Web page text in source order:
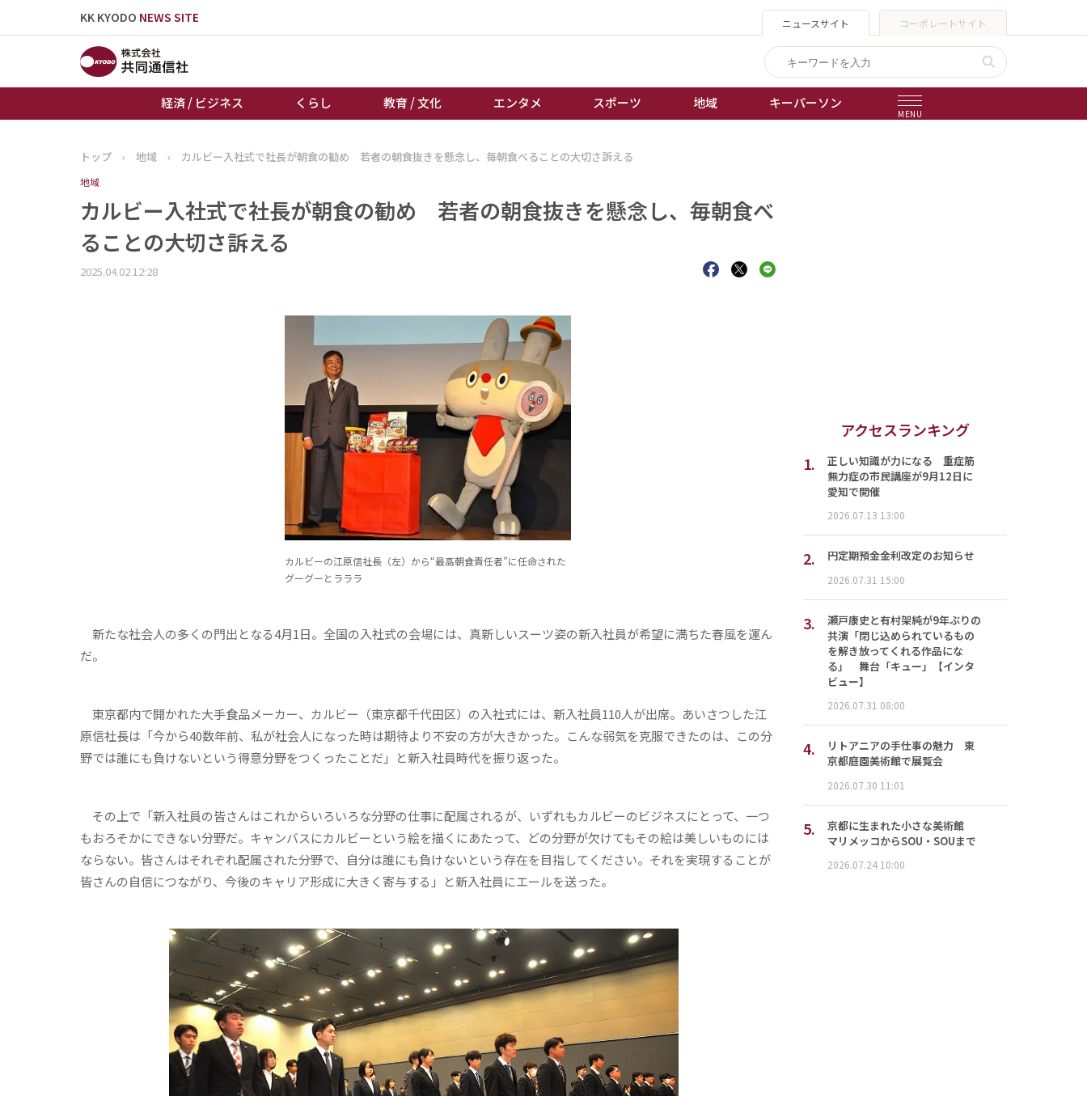
KK KYODO NEWS SITE ニュースサイト コーポレートサイト
経済 / ビジネス くらし 教育 / 文化 エンタメ スポーツ 地域 キーパーソン
MENU
トップページ
経済 / ビジネス
教育 / 文化
キーパーソン
誰もが輝いて働く社会へ
オートレース
トップ › 地域 › カルビー入社式で社長が朝食の勧め 若者の朝食抜きを懸念し、毎朝食べることの大切さ訴える
地域
カルビー入社式で社長が朝食の勧め 若者の朝食抜きを懸念し、毎朝食べ
ることの大切さ訴える
2025.04.02 12:28
カルビーの江原信社長（左）から“最高朝食責任者”に任命された
グーグーとラララ
新たな社会人の多くの門出となる4月1日。全国の入社式の会場には、真新しいスーツ姿の新入社員が希望に満ちた春風を運ん
だ。
東京都内で開かれた大手食品メーカー、カルビー（東京都千代田区）の入社式には、新入社員110人が出席。あいさつした江
原信社長は「今から40数年前、私が社会人になった時は期待より不安の方が大きかった。こんな弱気を克服できたのは、この分
野では誰にも負けないという得意分野をつくったことだ」と新入社員時代を振り返った。
その上で「新入社員の皆さんはこれからいろいろな分野の仕事に配属されるが、いずれもカルビーのビジネスにとって、一つ
もおろそかにできない分野だ。キャンバスにカルビーという絵を描くにあたって、どの分野が欠けてもその絵は美しいものには
ならない。皆さんはそれぞれ配属された分野で、自分は誰にも負けないという存在を目指してください。それを実現することが
皆さんの自信につながり、今後のキャリア形成に大きく寄与する」と新入社員にエールを送った。
アクセスランキング
1.
正しい知識が力になる 重症筋
無力症の市民講座が9月12日に
愛知で開催
2026.07.13 13:00
2. 円定期預金金利改定のお知らせ
2026.07.31 15:00
3.
瀬戸康史と有村架純が9年ぶりの
共演「閉じ込められているもの
を解き放ってくれる作品にな
る」 舞台「キュー」【インタ
ビュー】
2026.07.31 08:00
4.
リトアニアの手仕事の魅力 東
京都庭園美術館で展覧会
2026.07.30 11:01
5.
京都に生まれた小さな美術館
マリメッコからSOU・SOUまで
2026.07.24 10:00